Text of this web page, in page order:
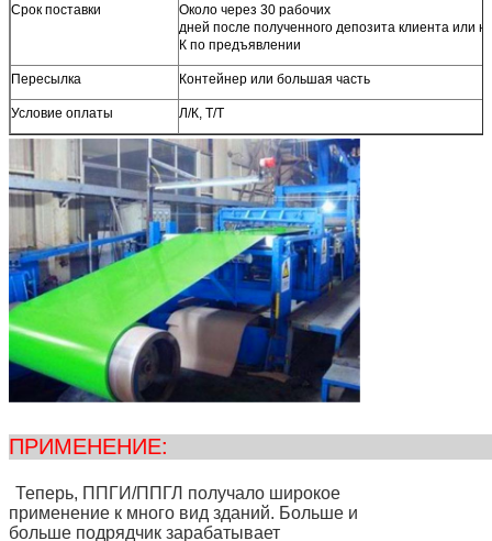
Срок поставки
Около через 30 рабочих
дней после полученного депозита клиента или
К по предъявлении
Пересылка Контейнер или большая часть
Условие оплаты Л/К, Т/Т
Теперь, ППГИ/ППГЛ получало широкое
применение к много вид зданий. Больше и
больше подрядчик зарабатывает